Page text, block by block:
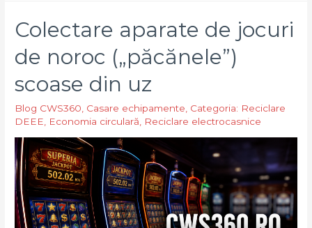
Colectare aparate de jocuri
de noroc („păcănele”)
scoase din uz
Blog CWS360 Casare echipamente Categoria: Reciclare
DEEE
Economia circulară Reciclare electrocasnice